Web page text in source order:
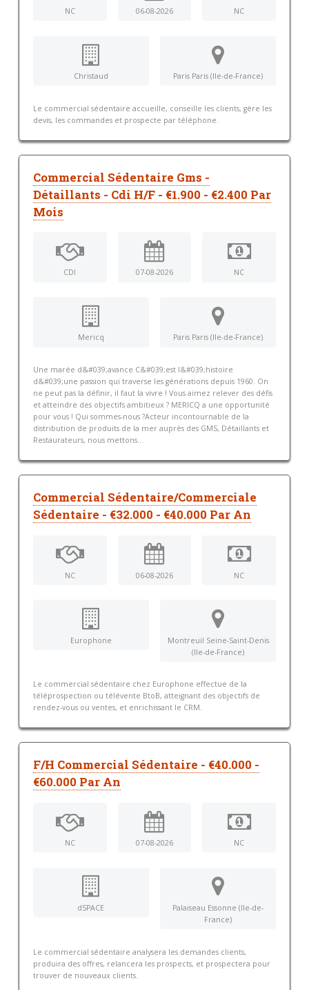
NC 06-08-2026 NC
Christaud Paris Paris (Ile-de-France)
Le commercial sédentaire accueille, conseille les clients, gère les
devis, les commandes et prospecte par téléphone.
Commercial Sédentaire Gms -
Détaillants - Cdi H/F - €1.900 - €2.400 Par
Mois
CDI 07-08-2026 NC
Mericq Paris Paris (Ile-de-France)
Une marée d&#039;avance C&#039;est l&#039;histoire
d&#039;une passion qui traverse les générations depuis 1960. On
ne peut pas la définir, il faut la vivre ! Vous aimez relever des défis
et atteindre des objectifs ambitieux ? MERICQ a une opportunité
pour vous ! Qui sommes-nous ?Acteur incontournable de la
distribution de produits de la mer auprès des GMS, Détaillants et
Restaurateurs, nous mettons...
Commercial Sédentaire/Commerciale
Sédentaire - €32.000 - €40.000 Par An
NC 06-08-2026 NC
Europhone
Montreuil Seine-Saint-Denis
(Ile-de-France)
Le commercial sédentaire chez Europhone effectue de la
téléprospection ou télévente BtoB, atteignant des objectifs de
rendez-vous ou ventes, et enrichissant le CRM.
F/H Commercial Sédentaire - €40.000 -
€60.000 Par An
NC 07-08-2026 NC
dSPACE
Palaiseau Essonne (Ile-de-
France)
Le commercial sédentaire analysera les demandes clients,
produira des offres, relancera les prospects, et prospectera pour
trouver de nouveaux clients.